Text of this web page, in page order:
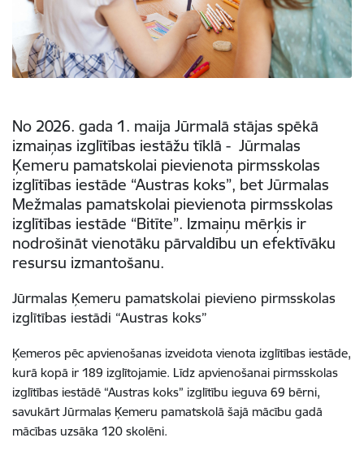
No 2026. gada 1. maija Jūrmalā stājas spēkā
izmaiņas izglītības iestāžu tīklā - Jūrmalas
Ķemeru pamatskolai pievienota pirmsskolas
izglītības iestāde “Austras koks”, bet Jūrmalas
Mežmalas pamatskolai pievienota pirmsskolas
izglītības iestāde “Bitīte”. Izmaiņu mērķis ir
nodrošināt vienotāku pārvaldību un efektīvāku
resursu izmantošanu.
Jūrmalas Ķemeru pamatskolai pievieno pirmsskolas
izglītības iestādi “Austras koks”
Ķemeros pēc apvienošanas izveidota vienota izglītības iestāde,
kurā kopā ir 189 izglītojamie. Līdz apvienošanai pirmsskolas
izglītības iestādē “Austras koks” izglītību ieguva 69 bērni,
savukārt Jūrmalas Ķemeru pamatskolā šajā mācību gadā
mācības uzsāka 120 skolēni.